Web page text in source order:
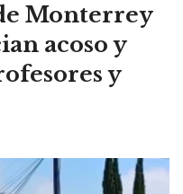
Monterrey
acoso y
y